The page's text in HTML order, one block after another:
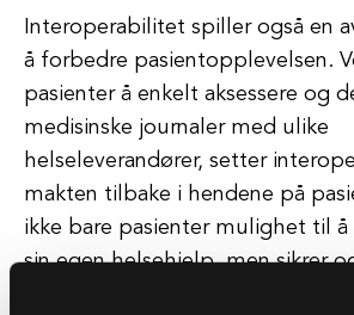
Interoperabilitet spiller også en
å forbedre pasientopplevelsen.
pasienter å enkelt aksessere og
medisinske journaler med ulike
helseleverandører, setter
makten tilbake i hendene på
ikke bare pasienter mulighet til
sin egen helsehjelp, men sikrer
personlig tilpasset og